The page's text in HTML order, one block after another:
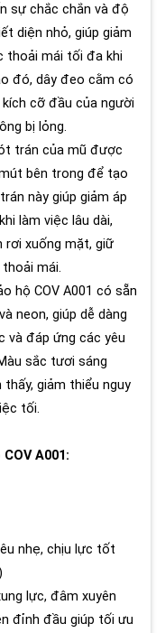
sự chắc chắn và độ
diện nhỏ, giúp giảm
thoải mái tối đa khi
đó, dây đeo cằm có
cỡ đầu của người
bị lỏng.
trán của mũ được
bên trong để tạo
này giúp giảm áp
làm việc lâu dài,
xuống mặt, giữ
mái.
hộ COV A001 có sẵn
neon, giúp dễ dàng
và đáp ứng các yêu
sắc tươi sáng
giảm thiểu nguy
tối.
A001:
nhẹ, chịu lực tốt
lực, đâm xuyên
đỉnh đầu giúp tối ưu